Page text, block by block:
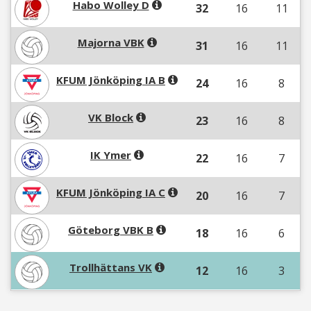
Habo Wolley D 32 16 11
Majorna VBK 31 16 11
KFUM Jönköping IA B 24 16 8
VK Block 23 16 8
IK Ymer 22 16 7
KFUM Jönköping IA C 20 16 7
Göteborg VBK B 18 16 6
Trollhättans VK 12 16 3